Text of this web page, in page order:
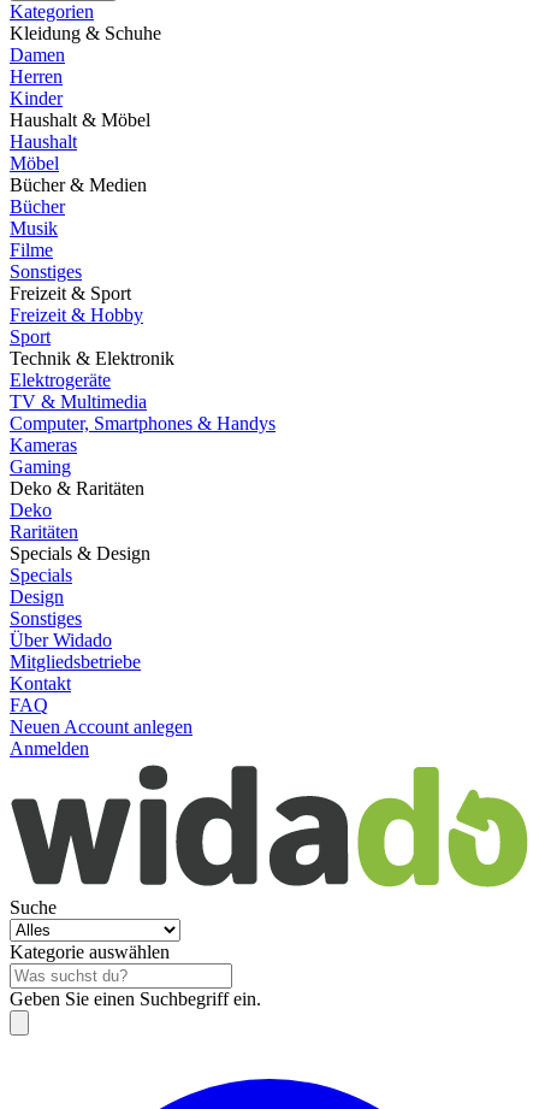
Kategorien
Kleidung & Schuhe
Damen
Herren
Kinder
Haushalt & Möbel
Haushalt
Möbel
Bücher & Medien
Bücher
Musik
Filme
Sonstiges
Freizeit & Sport
Freizeit & Hobby
Sport
Technik & Elektronik
Elektrogeräte
TV & Multimedia
Computer, Smartphones & Handys
Kameras
Gaming
Deko & Raritäten
Deko
Raritäten
Specials & Design
Specials
Design
Sonstiges
Über Widado
Mitgliedsbetriebe
Kontakt
FAQ
Neuen Account anlegen
Anmelden
Suche
Kategorie auswählen
Geben Sie einen Suchbegriff ein.